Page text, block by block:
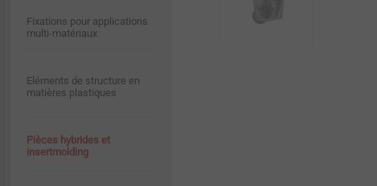
Technique des fenêtres et
Aménagement intérieur
Fixations pour applications
multi-matériaux
Eléments de structure en
matières plastiques
Pièces hybrides et
insertmolding
Dispositif d’alerte externe
Carrière